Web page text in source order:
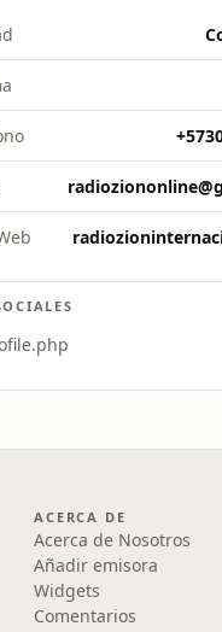
ACERCA DE
Acerca de Nosotros
Añadir emisora
Widgets
Comentarios